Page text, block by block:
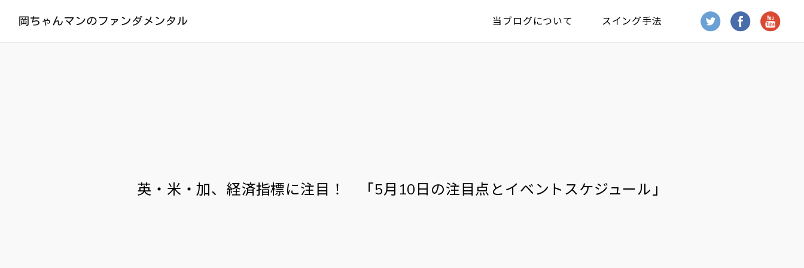
当ブログについて スイング手法
英・米・加、経済指標に注目！ 「5月10日の注目点とイベントスケジュール」